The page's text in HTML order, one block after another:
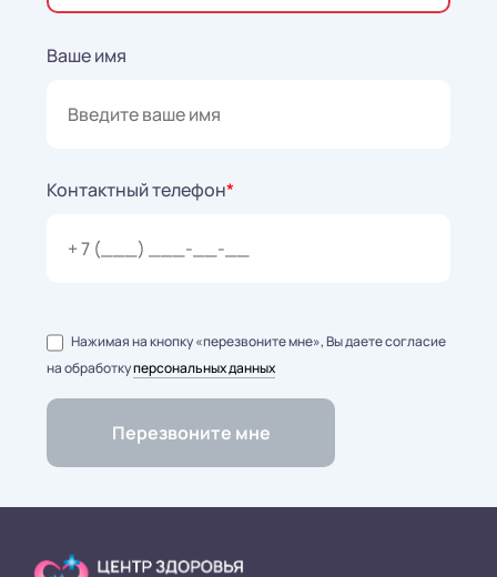
Ваше имя
Контактный телефон*
Нажимая на кнопку «перезвоните мне», Вы даете согласие
на обработкуперсональных данных